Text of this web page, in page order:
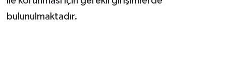
bulunulmaktadır.